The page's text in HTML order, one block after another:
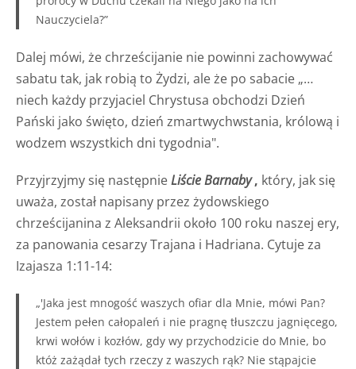
Nauczyciela?”
Dalej mówi, że chrześcijanie nie powinni zachowywać
sabatu tak, jak robią to Żydzi, ale że po sabacie „…
niech każdy przyjaciel Chrystusa obchodzi Dzień
Pański jako święto, dzień zmartwychwstania, królową i
wodzem wszystkich dni tygodnia".
Przyjrzyjmy się następnieLiście Barnaby, który, jak się
uważa, został napisany przez żydowskiego
chrześcijanina z Aleksandrii około 100 roku naszej ery,
za panowania cesarzy Trajana i Hadriana. Cytuje za
Izajasza 1:11-14:
„'Jaka jest mnogość waszych ofiar dla Mnie, mówi Pan?
Jestem pełen całopaleń i nie pragnę tłuszczu jagnięcego,
krwi wołów i kozłów, gdy wy przychodzicie do Mnie, bo
któż zażądał tych rzeczy z waszych rąk? Nie stąpajcie